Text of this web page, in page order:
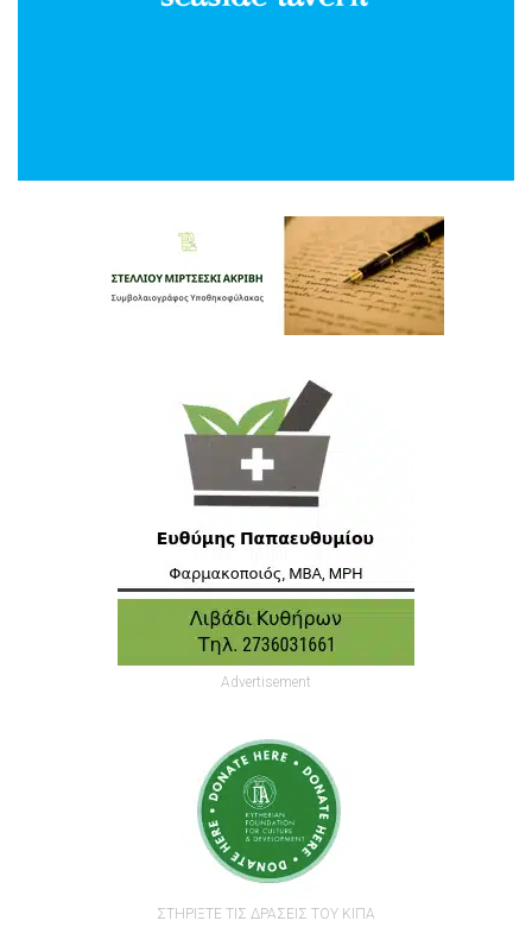
Advertisement
ΣΤΗΡΙΞΤΕ ΤΙΣ ΔΡΑΣΕΙΣ ΤΟΥ ΚΙΠΑ